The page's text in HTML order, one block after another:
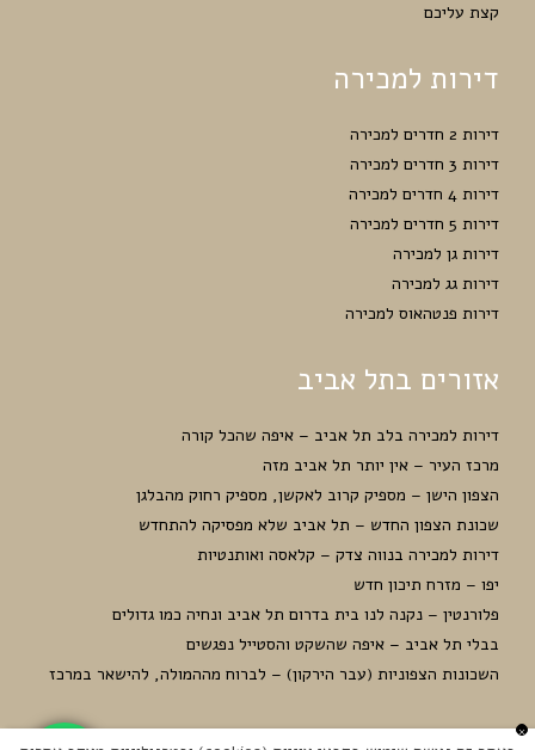
קצת עליכם
דירות למכירה
דירות 2 חדרים למכירה
דירות 3 חדרים למכירה
דירות 4 חדרים למכירה
דירות 5 חדרים למכירה
דירות גן למכירה
דירות גג למכירה
דירות פנטהאוס למכירה
אזורים בתל אביב
דירות למכירה בלב תל אביב – איפה שהכל קורה
מרכז העיר – אין יותר תל אביב מזה
הצפון הישן – מספיק קרוב לאקשן, מספיק רחוק מהבלגן
שכונת הצפון החדש – תל אביב שלא מפסיקה להתחדש
דירות למכירה בנווה צדק – קלאסה ואותנטיות
יפו – מזרח תיכון חדש
פלורנטין – נקנה לנו בית בדרום תל אביב ונחיה כמו גדולים
בבלי תל אביב – איפה שהשקט והסטייל נפגשים
השכונות הצפוניות (עבר הירקון) – לברוח מההמולה, להישאר במרכז